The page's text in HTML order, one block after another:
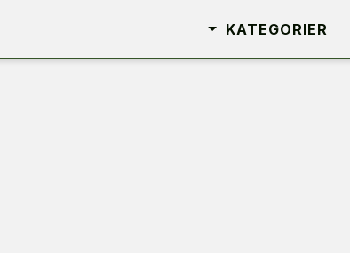
KATEGORIER